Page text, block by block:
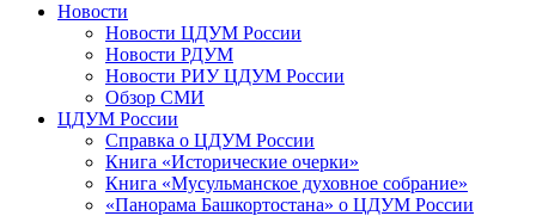
Новости
Новости ЦДУМ России
Новости РДУМ
Новости РИУ ЦДУМ России
Обзор СМИ
ЦДУМ России
Справка о ЦДУМ России
Книга «Исторические очерки»
Книга «Мусульманское духовное собрание»
«Панорама Башкортостана» о ЦДУМ России